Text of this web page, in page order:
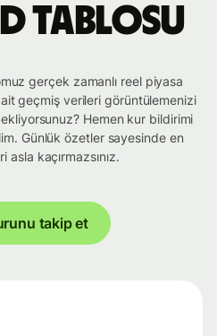
tablosu
gerçek zamanlı reel piyasa
geçmiş verileri görüntülemenizi
Hemen kur bildirimi
Günlük özetler sayesinde en
asla kaçırmazsınız.
takip et